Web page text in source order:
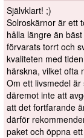
Självklart! ;)
Solroskärnor är ett
hålla längre än
förvarats torrt och
kvaliteten med
härskna, vilket ofta
Om ett livsmedel
däremot inte att
att det fortfarande
därför
paket och öppna